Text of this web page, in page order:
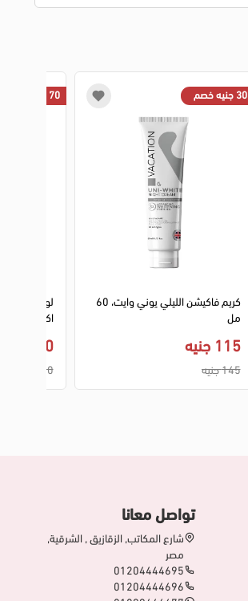
70 جنيه خصم
لوريال
اكسبيرت، 50 مل
430 جنيه
500 جنيه
30 جنيه خصم
كريم فاكيشن الليلي يوني وايت، 60
مل
115 جنيه
145 جنيه
تواصل معانا
شارع المكاتب, الزقازيق , الشرقية,
مصر
01204444695
01204444696